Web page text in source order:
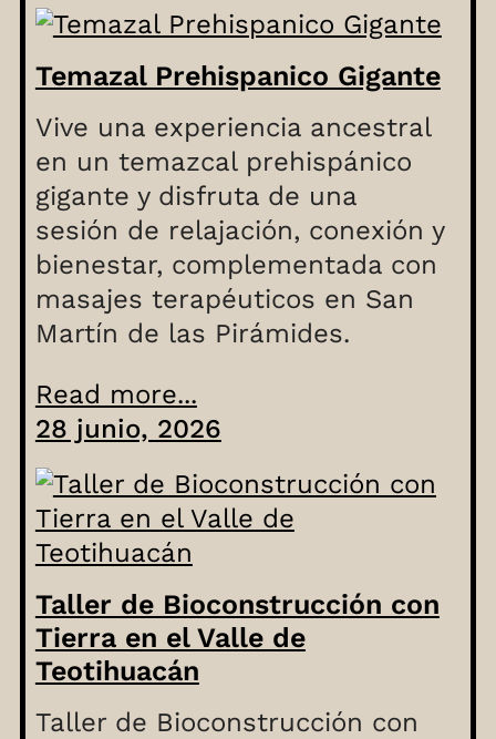
Temazal Prehispanico Gigante
Vive una experiencia ancestral
en un temazcal prehispánico
gigante y disfruta de una
sesión de relajación, conexión y
bienestar, complementada con
masajes terapéuticos en San
Martín de las Pirámides.
Read more...
28 junio, 2026
Taller de Bioconstrucción con
Tierra en el Valle de
Teotihuacán
Taller de Bioconstrucción con